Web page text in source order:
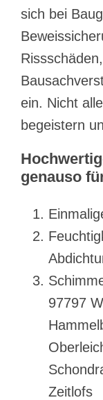
sich bei
ein. Nicht
begeistern
genauso
97797
Zeitlofs